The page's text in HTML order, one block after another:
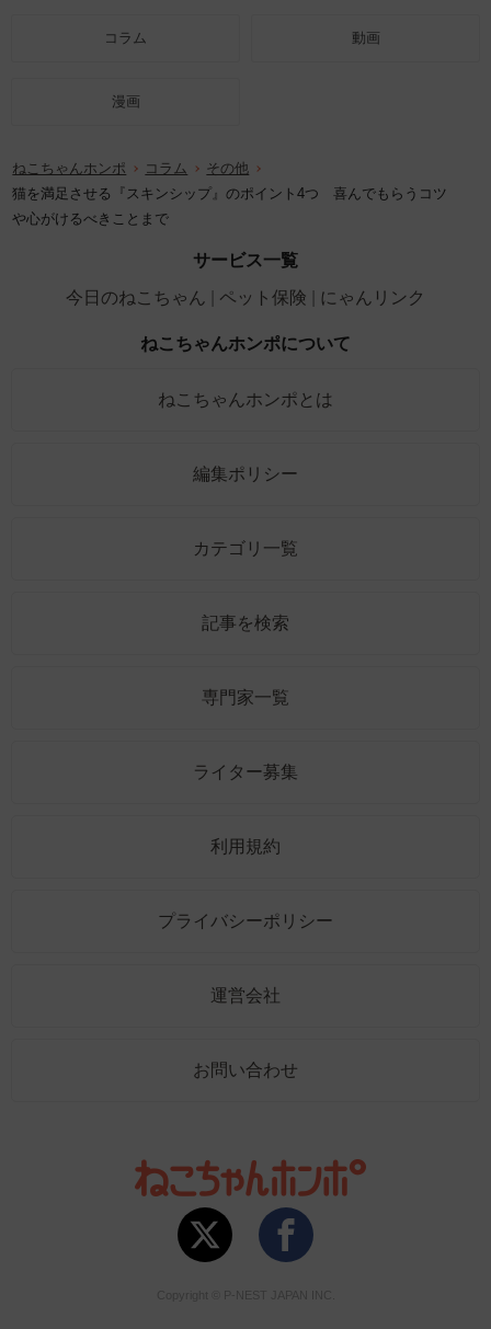
コラム 動画
漫画
ねこちゃんホンポ コラム
その他
猫を満足させる『スキンシップ』のポイント4つ 喜んでもらうコツ
や心がけるべきことまで
サービス一覧
今日のねこちゃん
ペット保険 にゃんリンク
ねこちゃんホンポについて
ねこちゃんホンポとは
編集ポリシー
カテゴリ一覧
記事を検索
専門家一覧
ライター募集
利用規約
プライバシーポリシー
運営会社
お問い合わせ
Copyright © P-NEST JAPAN INC.